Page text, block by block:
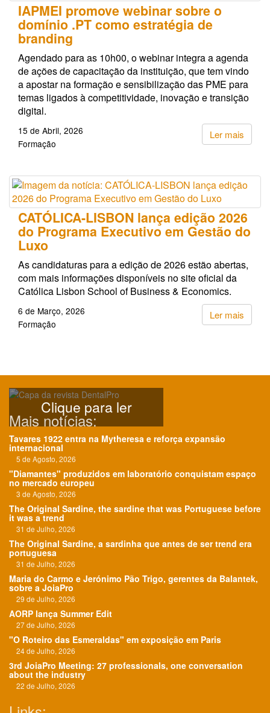
IAPMEI promove webinar sobre o
domínio .PT como estratégia de
branding
Agendado para as 10h00, o webinar integra a agenda
de ações de capacitação da instituição, que tem vindo
a apostar na formação e sensibilização das PME para
temas ligados à competitividade, inovação e transição
digital.
Ler mais
15 de Abril, 2026
Formação
CATÓLICA-LISBON lança edição 2026
do Programa Executivo em Gestão do
Luxo
As candidaturas para a edição de 2026 estão abertas,
com mais informações disponíveis no site oficial da
Católica Lisbon School of Business & Economics.
Ler mais
6 de Março, 2026
Formação
Clique para ler
Mais notícias:
Tavares 1922 entra na Mytheresa e reforça expansão
internacional
5 de Agosto, 2026
"Diamantes" produzidos em laboratório conquistam espaço
no mercado europeu
3 de Agosto, 2026
The Original Sardine, the sardine that was Portuguese before
it was a trend
31 de Julho, 2026
The Original Sardine, a sardinha que antes de ser trend era
portuguesa
31 de Julho, 2026
Maria do Carmo e Jerónimo Pão Trigo, gerentes da Balantek,
sobre a JoiaPro
29 de Julho, 2026
AORP lança Summer Edit
27 de Julho, 2026
"O Roteiro das Esmeraldas" em exposição em Paris
24 de Julho, 2026
3rd JoiaPro Meeting: 27 professionals, one conversation
about the industry
22 de Julho, 2026